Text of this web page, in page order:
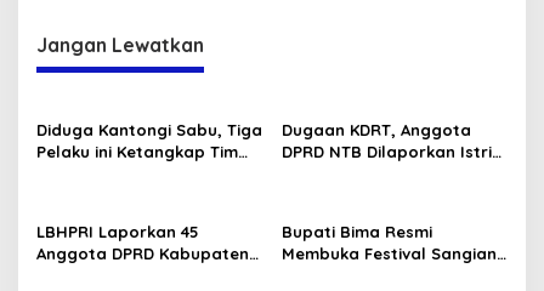
Jangan Lewatkan
Diduga Kantongi Sabu, Tiga
Pelaku ini Ketangkap Tim
Dugaan KDRT, Anggota
DPRD NTB Dilaporkan Istri
LBHPRI Laporkan 45
Anggota DPRD Kabupaten
Bupati Bima Resmi
Membuka Festival Sangiang